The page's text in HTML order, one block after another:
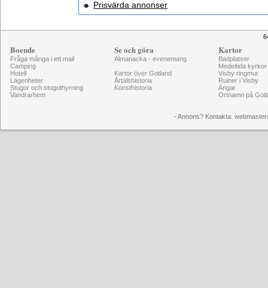
Prisvärda annonser
Boende
Fråga många i ett mail
Camping
Hotell
Lägenheter
Stugor och stuguthyrning
Vandrarhem
Se och göra
Almanacka - evenemang
Kartor över Gotland
Årtalshistoria
Konsthistoria
Kartor
Badplatser
Medeltida kyrkor
Visby ringmur
Ruiner i Visby
Ängar
Ortnamn på
- Annons? Kontakta: